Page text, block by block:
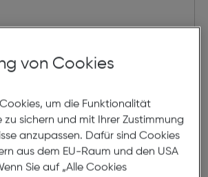
Outdoor
in den Warenkorb
von Cookies
um die Funktionalität
zu sichern und mit Ihrer Zustimmung
anzupassen. Dafür sind Cookies
aus dem EU-Raum und den USA
Sie auf „Alle Cookies